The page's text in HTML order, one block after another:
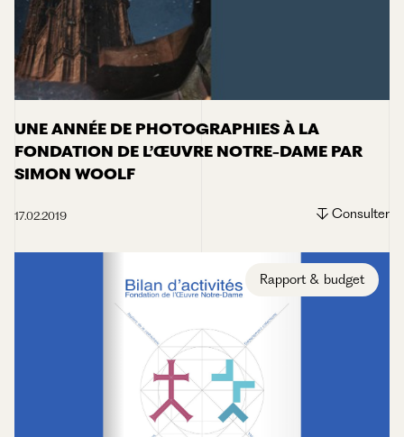
UNE ANNÉE DE PHOTOGRAPHIES À LA
FONDATION DE L’ŒUVRE NOTRE-DAME PAR
SIMON WOOLF
17.02.2019 Consulter
Rapport & budget